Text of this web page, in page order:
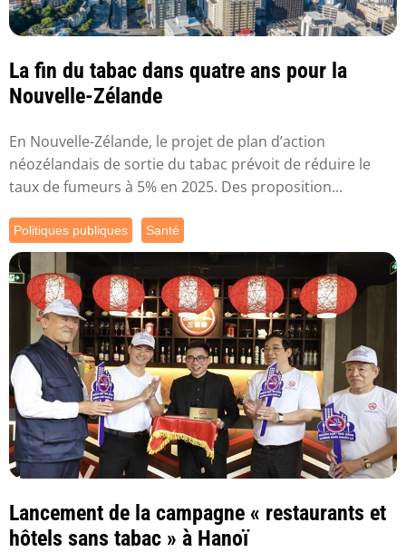
La fin du tabac dans quatre ans pour la
Nouvelle-Zélande
En Nouvelle-Zélande, le projet de plan d’action
néozélandais de sortie du tabac prévoit de réduire le
taux de fumeurs à 5% en 2025. Des proposition...
Politiques publiques Santé
Lancement de la campagne « restaurants et
hôtels sans tabac » à Hanoï